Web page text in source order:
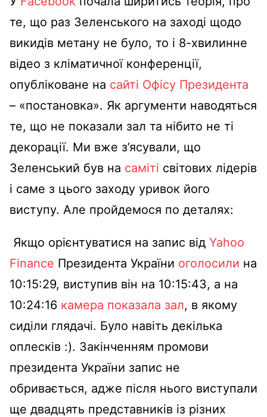
те, що раз Зеленського на заході щодо
викидів метану не було, то і 8-хвилинне
відео з кліматичної конференції,
опубліковане на сайті Офісу Президента
– «постановка». Як аргументи наводяться
те, що не показали зал та нібито не ті
декорації. Ми вже з’ясували, що
Зеленський був на саміті світових лідерів
і саме з цього заходу уривок його
виступу. Але пройдемося по деталях:
Якщо орієнтуватися на запис від Yahoo
Finance Президента України оголосили на
10:15:29, виступив він на 10:15:43, а на
10:24:16 камера показала зал, в якому
сиділи глядачі. Було навіть декілька
оплесків :). Закінченням промови
президента України запис не
обривається, адже після нього виступали
ще двадцять представників із різних